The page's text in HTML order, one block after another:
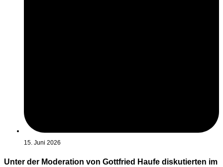
15. Juni 2026
Unter der Moderation von Gottfried Haufe diskutierten im